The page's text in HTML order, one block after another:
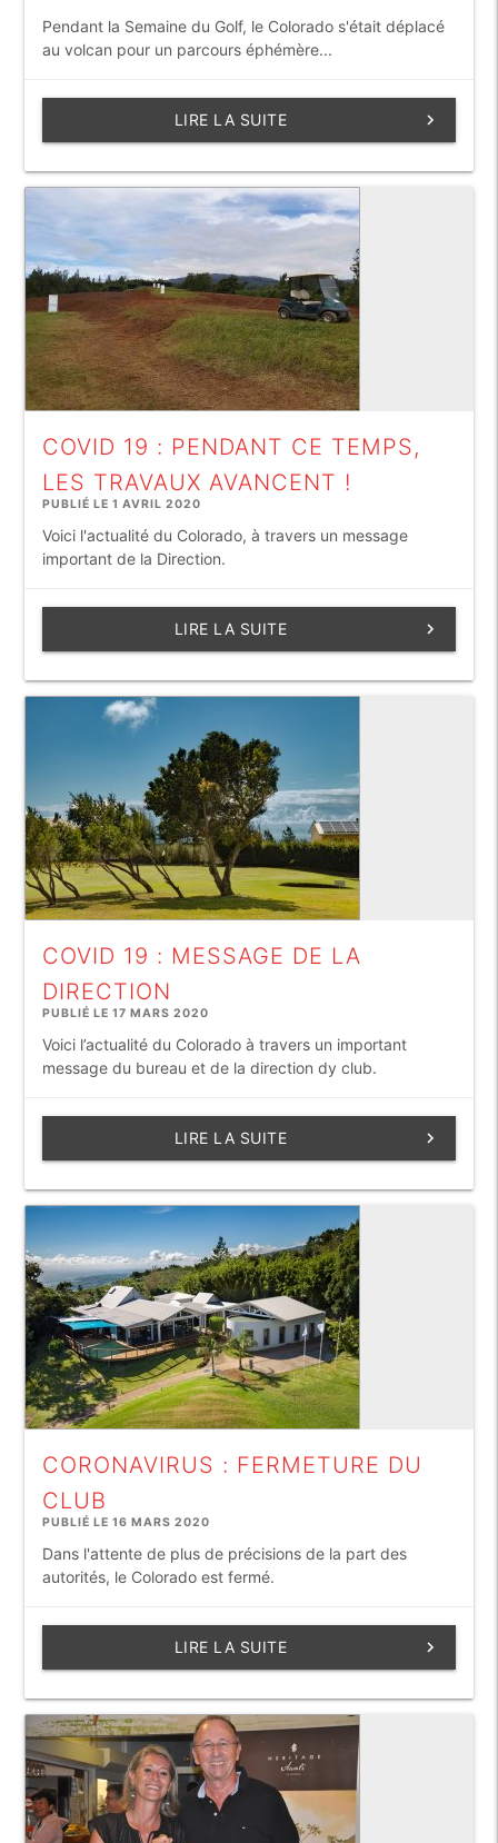
Pendant la Semaine du Golf, le Colorado s'était déplacé
au volcan pour un parcours éphémère...
keyboard_arrow_right
LIRE LA SUITE
COVID 19 : PENDANT CE TEMPS,
LES TRAVAUX AVANCENT !
PUBLIÉ LE 1 AVRIL 2020
Voici l'actualité du Colorado, à travers un message
important de la Direction.
keyboard_arrow_right
LIRE LA SUITE
COVID 19 : MESSAGE DE LA
DIRECTION
PUBLIÉ LE 17 MARS 2020
Voici l’actualité du Colorado à travers un important
message du bureau et de la direction dy club.
keyboard_arrow_right
LIRE LA SUITE
CORONAVIRUS : FERMETURE DU
CLUB
PUBLIÉ LE 16 MARS 2020
Dans l'attente de plus de précisions de la part des
autorités, le Colorado est fermé.
keyboard_arrow_right
LIRE LA SUITE